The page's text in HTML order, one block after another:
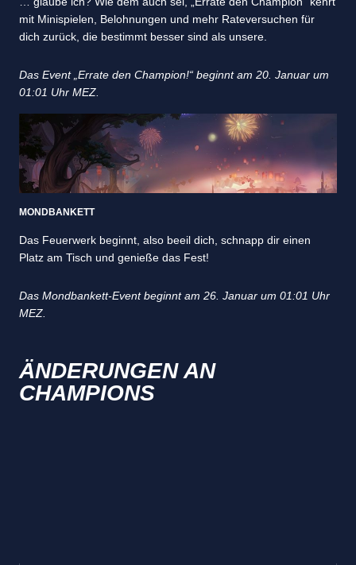
mit Minispielen, Belohnungen und mehr Rateversuchen für
dich zurück, die bestimmt besser sind als unsere.
Das Event „Errate den Champion!“ beginnt am 20. Januar um
01:01 Uhr MEZ.
MONDBANKETT
Das Feuerwerk beginnt, also beeil dich, schnapp dir einen
Platz am Tisch und genieße das Fest!
Das Mondbankett-Event beginnt am 26. Januar um 01:01 Uhr
MEZ.
ÄNDERUNGEN AN
CHAMPIONS